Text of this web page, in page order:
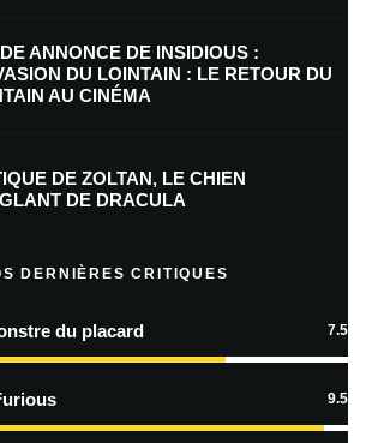
mon e-mail et mon site dans le navigateur pour
les données de vos commentaires sont
ANNONCE DE INSIDIOUS :
DU LOINTAIN : LE RETOUR DU
AU CINÉMA
DE ZOLTAN, LE CHIEN
DE DRACULA
DERNIÈRES CRITIQUES
du placard 7.5
9.5